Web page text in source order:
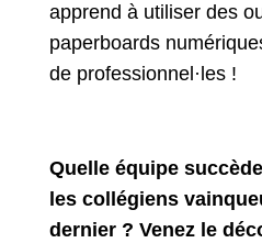
apprend à utiliser des
paperboards
de professionnel·les !
Quelle équipe
les collégiens
dernier ? Venez le